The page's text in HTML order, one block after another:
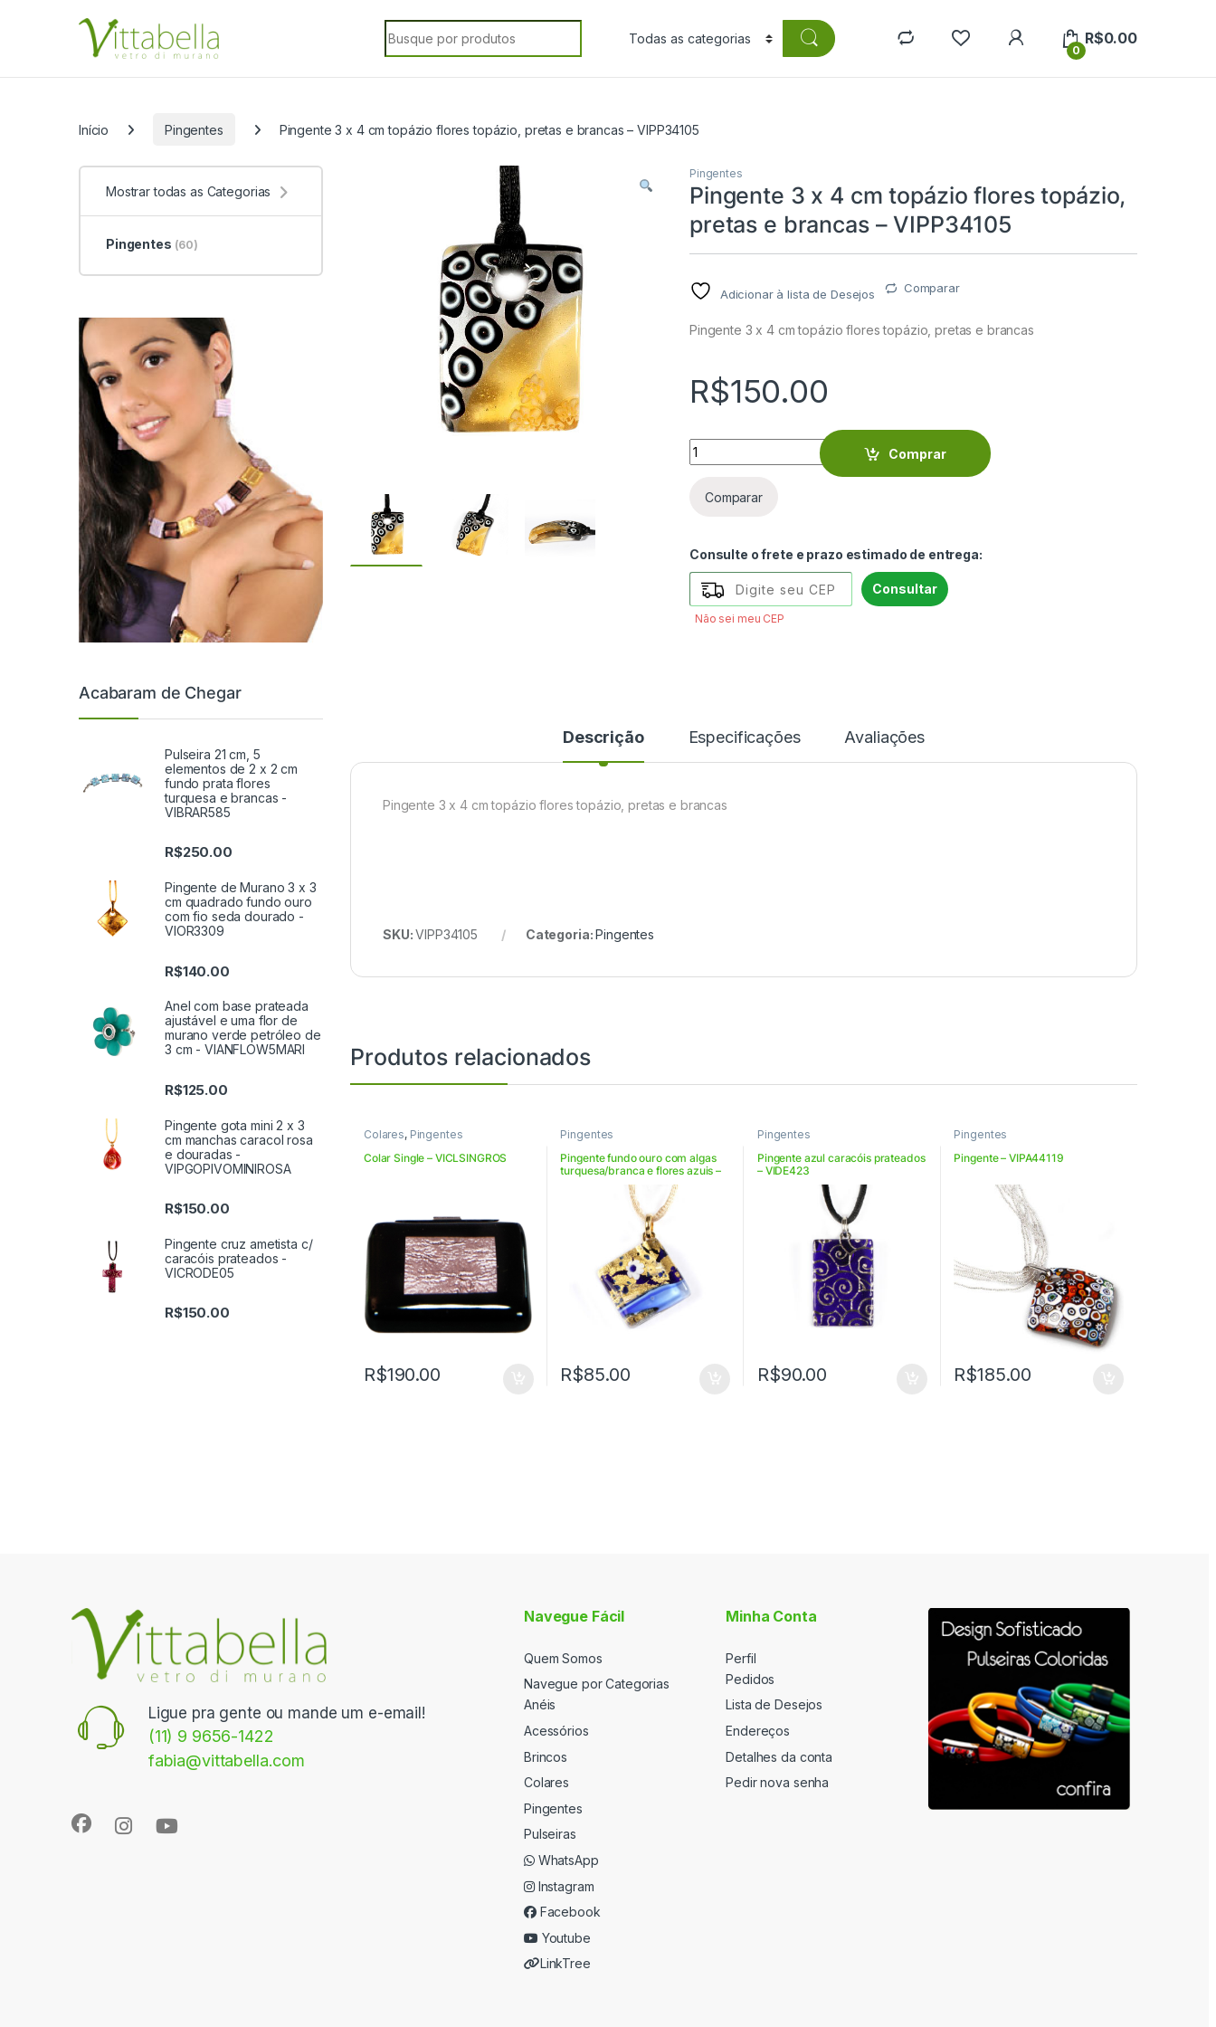
Search for:
0
R$0.00
Início Pingentes Pingente 3 x 4 cm topázio flores topázio, pretas e brancas – VIPP34105
Pingentes
Pingente 3 x 4 cm topázio flores topázio,
pretas e brancas – VIPP34105
Adicionar à lista de Desejos Comparar
Pingente 3 x 4 cm topázio flores topázio, pretas e brancas
R$150.00
Pingente 3 x 4 cm topázio flores topázio, pretas e brancas - VIPP34105 quantity
Comprar
Comparar
Consulte o frete e prazo estimado de entrega:
Consultar
Não sei meu CEP
Descrição Especificações Avaliações
Pingente 3 x 4 cm topázio flores topázio, pretas e brancas
SKU:VIPP34105 Categoria:Pingentes
Produtos relacionados
Colares, Pingentes
Colar Single – VICLSINGROS
R$190.00
Pingentes
Pingente fundo ouro com algas
turquesa/branca e flores azuis –
R$85.00
Pingentes
Pingente azul caracóis prateados
– VIDE423
R$90.00
Pingentes
Pingente – VIPA44119
R$185.00
Mostrar todas as Categorias
Pingentes (60)
Acabaram de Chegar
Pulseira 21 cm, 5
elementos de 2 x 2 cm
fundo prata flores
turquesa e brancas -
VIBRAR585
R$250.00
Pingente de Murano 3 x 3
cm quadrado fundo ouro
com fio seda dourado -
VIOR3309
R$140.00
Anel com base prateada
ajustável e uma flor de
murano verde petróleo de
3 cm - VIANFLOW5MARI
R$125.00
Pingente gota mini 2 x 3
cm manchas caracol rosa
e douradas -
VIPGOPIVOMINIROSA
R$150.00
Pingente cruz ametista c/
caracóis prateados -
VICRODE05
R$150.00
Ligue pra gente ou mande um e-email!
(11) 9 9656-1422
fabia@vittabella.com
Navegue Fácil
Quem Somos
Navegue por Categorias
Anéis
Acessórios
Brincos
Colares
Pingentes
Pulseiras
WhatsApp
Instagram
Facebook
Youtube
LinkTree
Minha Conta
Perfil
Pedidos
Lista de Desejos
Endereços
Detalhes da conta
Pedir nova senha